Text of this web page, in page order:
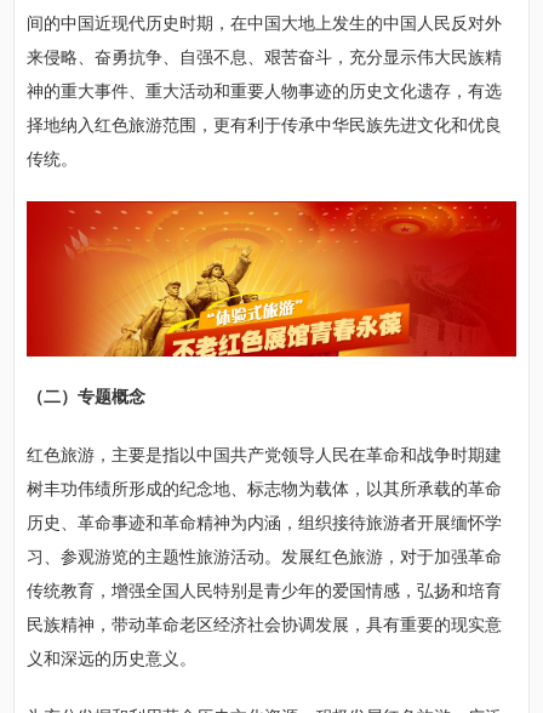
间的中国近现代历史时期，在中国大地上发生的中国人民反对外
来侵略、奋勇抗争、自强不息、艰苦奋斗，充分显示伟大民族精
神的重大事件、重大活动和重要人物事迹的历史文化遗存，有选
择地纳入红色旅游范围，更有利于传承中华民族先进文化和优良
传统。
（二）专题概念
红色旅游，主要是指以中国共产党领导人民在革命和战争时期建
树丰功伟绩所形成的纪念地、标志物为载体，以其所承载的革命
历史、革命事迹和革命精神为内涵，组织接待旅游者开展缅怀学
习、参观游览的主题性旅游活动。发展红色旅游，对于加强革命
传统教育，增强全国人民特别是青少年的爱国情感，弘扬和培育
民族精神，带动革命老区经济社会协调发展，具有重要的现实意
义和深远的历史意义。